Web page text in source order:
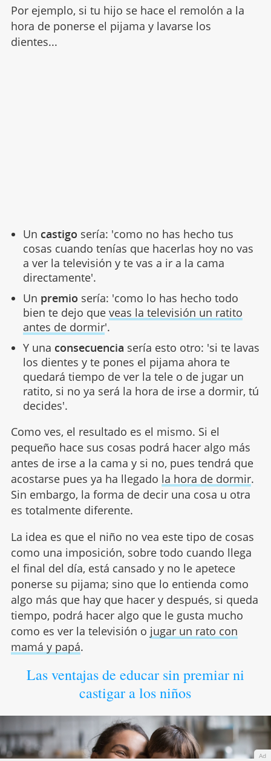
Por ejemplo, si tu hijo se hace el remolón a la
hora de ponerse el pijama y lavarse los
dientes...
Un castigo sería: 'como no has hecho tus
cosas cuando tenías que hacerlas hoy no vas
a ver la televisión y te vas a ir a la cama
directamente'.
Un premio sería: 'como lo has hecho todo
bien te dejo que veas la televisión un ratito
antes de dormir'.
Y una consecuencia sería esto otro: 'si te lavas
los dientes y te pones el pijama ahora te
quedará tiempo de ver la tele o de jugar un
ratito, si no ya será la hora de irse a dormir, tú
decides'.
Como ves, el resultado es el mismo. Si el
pequeño hace sus cosas podrá hacer algo más
antes de irse a la cama y si no, pues tendrá que
acostarse pues ya ha llegado la hora de dormir.
Sin embargo, la forma de decir una cosa u otra
es totalmente diferente.
La idea es que el niño no vea este tipo de cosas
como una imposición, sobre todo cuando llega
el final del día, está cansado y no le apetece
ponerse su pijama; sino que lo entienda como
algo más que hay que hacer y después, si queda
tiempo, podrá hacer algo que le gusta mucho
como es ver la televisión o jugar un rato con
mamá y papá.
Las ventajas de educar sin premiar ni
castigar a los niños
Ad